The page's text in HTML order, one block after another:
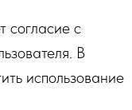
согласие с
В
использование